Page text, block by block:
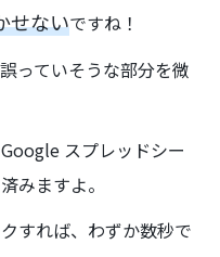
せないですね！
っていそうな部分を微
スプレッドシー
みますよ。
すれば、わずか数秒で